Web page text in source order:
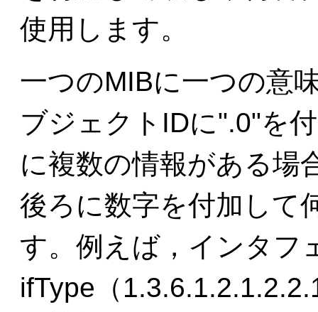
使用します。
一つのMIBに一つの意
ブジェクトIDに".0"を
に複数の情報がある場
後ろに数字を付加して
す。例えば，インタフ
ifType（